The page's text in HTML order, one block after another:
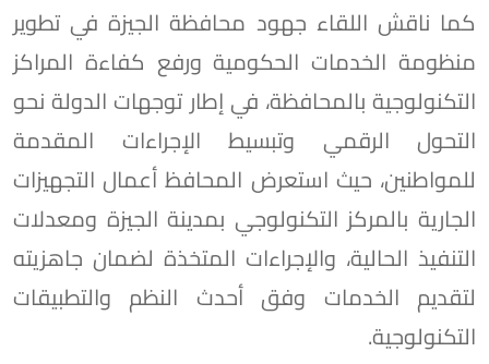
كما ناقش اللقاء جهود محافظة الجيزة في تطوير
منظومة الخدمات الحكومية ورفع كفاءة المراكز
التكنولوجية بالمحافظة، في إطار توجهات الدولة نحو
التحول الرقمي وتبسيط الإجراءات المقدمة
للمواطنين، حيث استعرض المحافظ أعمال التجهيزات
الجارية بالمركز التكنولوجي بمدينة الجيزة ومعدلات
التنفيذ الحالية، والإجراءات المتخذة لضمان جاهزيته
لتقديم الخدمات وفق أحدث النظم والتطبيقات
التكنولوجية.